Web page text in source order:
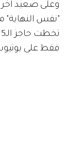
وعلى صعيد
"نفس النهاية"
فقط على